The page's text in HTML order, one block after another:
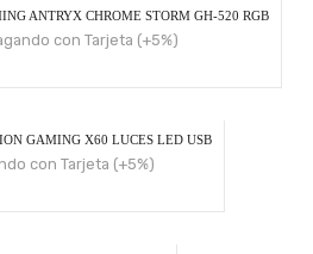
ANTRYX CHROME STORM GH-520 RGB
con Tarjeta (+5%)
GAMING X60 LUCES LED USB
con Tarjeta (+5%)